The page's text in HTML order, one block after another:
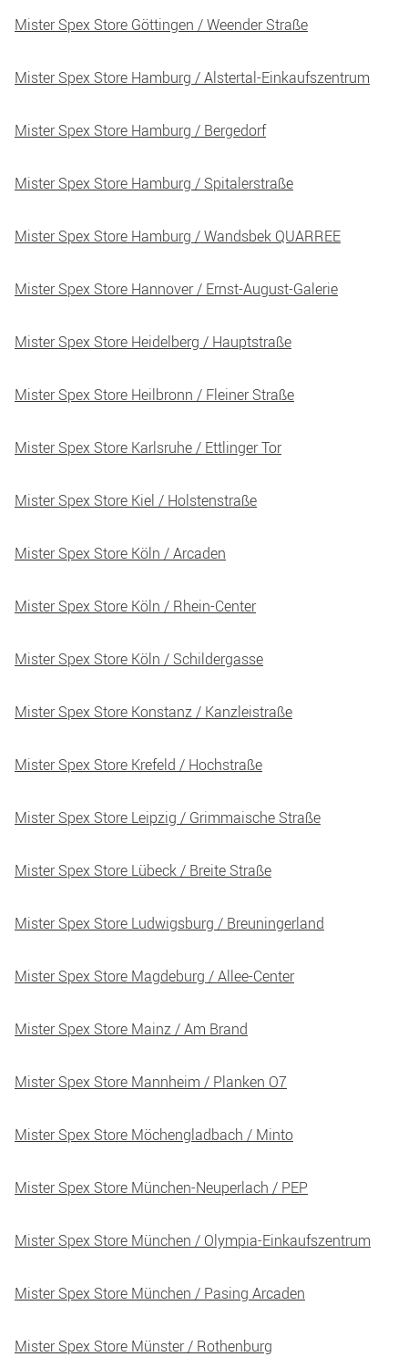
Mister Spex Store Göttingen / Weender Straße
Mister Spex Store Hamburg / Alstertal-Einkaufszentrum
Mister Spex Store Hamburg / Bergedorf
Mister Spex Store Hamburg / Spitalerstraße
Mister Spex Store Hamburg / Wandsbek QUARREE
Mister Spex Store Hannover / Ernst-August-Galerie
Mister Spex Store Heidelberg / Hauptstraße
Mister Spex Store Heilbronn / Fleiner Straße
Mister Spex Store Karlsruhe / Ettlinger Tor
Mister Spex Store Kiel / Holstenstraße
Mister Spex Store Köln / Arcaden
Mister Spex Store Köln / Rhein-Center
Mister Spex Store Köln / Schildergasse
Mister Spex Store Konstanz / Kanzleistraße
Mister Spex Store Krefeld / Hochstraße
Mister Spex Store Leipzig / Grimmaische Straße
Mister Spex Store Lübeck / Breite Straße
Mister Spex Store Ludwigsburg / Breuningerland
Mister Spex Store Magdeburg / Allee-Center
Mister Spex Store Mainz / Am Brand
Mister Spex Store Mannheim / Planken O7
Mister Spex Store Möchengladbach / Minto
Mister Spex Store München-Neuperlach / PEP
Mister Spex Store München / Olympia-Einkaufszentrum
Mister Spex Store München / Pasing Arcaden
Mister Spex Store Münster / Rothenburg